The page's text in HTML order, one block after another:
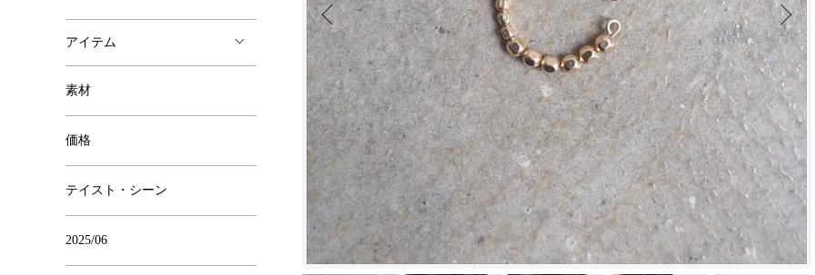
アイテム
素材
価格
テイスト・シーン
2025/06